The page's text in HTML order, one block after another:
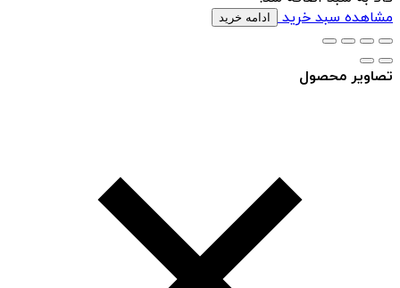
مشاهده سبد خرید
ادامه خرید
تصاویر محصول